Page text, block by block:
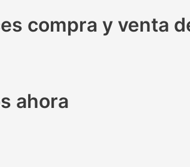
compra y venta
ahora